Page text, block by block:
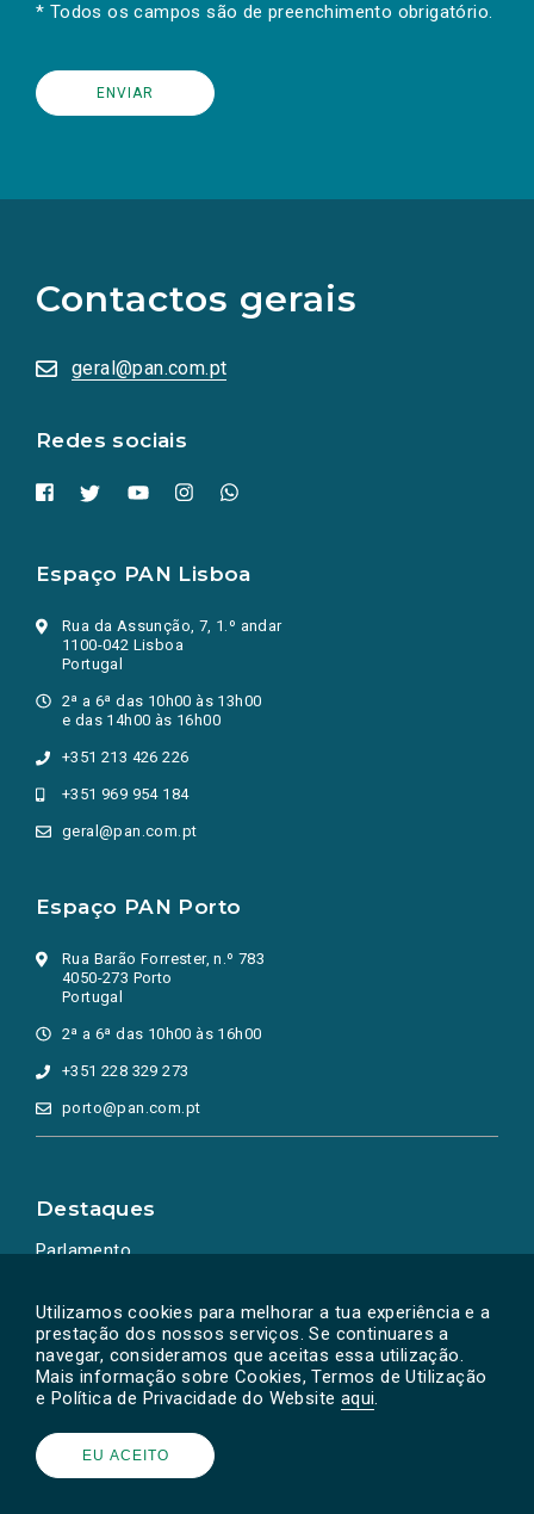
Utilizamos cookies para melhorar a tua experiência e a
prestação dos nossos serviços. Se continuares a
navegar, consideramos que aceitas essa utilização.
Mais informação sobre Cookies, Termos de Utilização
e Política de Privacidade do Website aqui.
EU ACEITO
* Todos os campos são de preenchimento obrigatório.
Contactos gerais
geral@pan.com.pt
Redes sociais
redes
sociais
numa
nova
Espaço PAN Lisboa
Rua da Assunção, 7, 1.º andar
1100-042 Lisboa
Portugal
2ª a 6ª das 10h00 às 13h00
e das 14h00 às 16h00
+351 213 426 226
+351 969 954 184
geral@pan.com.pt
Espaço PAN Porto
Rua Barão Forrester, n.º 783
4050-273 Porto
Portugal
2ª a 6ª das 10h00 às 16h00
+351 228 329 273
porto@pan.com.pt
Destaques
Parlamento
Powered by © PAN 2026